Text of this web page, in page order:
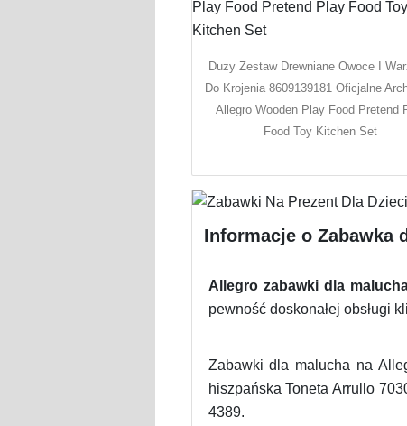
Duzy Zestaw Drewniane Owoce I
Do Krojenia 8609139181 Oficjalne
Allegro Wooden Play Food Pretend
Food Toy Kitchen Set
Informacje o Zabawka
Allegro zabawki dla
pewność doskonałej obsługi
Zabawki dla malucha na
hiszpańska Toneta Arrullo
4389.